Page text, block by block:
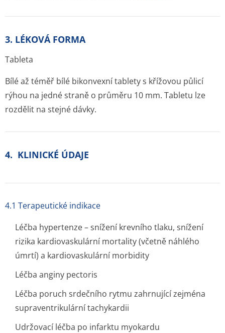
3. LÉKOVÁ FORMA
Tableta
Bílé až téměř bílé bikonvexní tablety s křížovou půlicí
rýhou na jedné straně o průměru 10 mm. Tabletu lze
rozdělit na stejné dávky.
4. KLINICKÉ ÚDAJE
4.1 Terapeutické indikace
Léčba hypertenze – snížení krevního tlaku, snížení
rizika kardiovaskulární mortality (včetně náhlého
úmrtí) a kardiovaskulární morbidity
Léčba anginy pectoris
Léčba poruch srdečního rytmu zahrnující zejména
supraventrikulární tachykardii
Udržovací léčba po infarktu myokardu